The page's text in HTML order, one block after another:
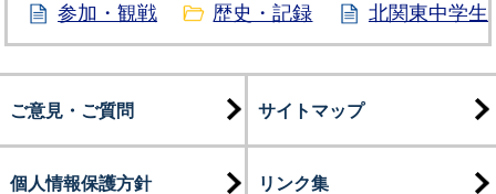
参加・観戦 歴史・記録 北関東中学生
ご意見・ご質問 サイトマップ
個人情報保護方針 リンク集